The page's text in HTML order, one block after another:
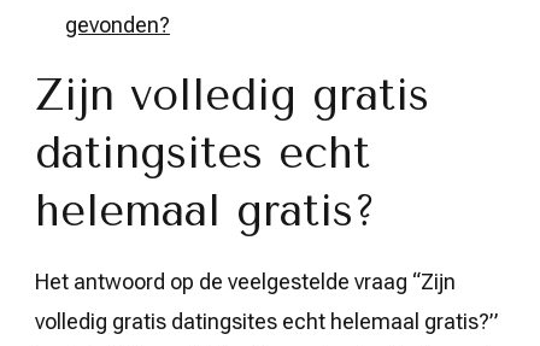
gevonden?
Zijn volledig gratis
datingsites echt
helemaal gratis?
Het antwoord op de veelgestelde vraag “Zijn
volledig gratis datingsites echt helemaal gratis?”